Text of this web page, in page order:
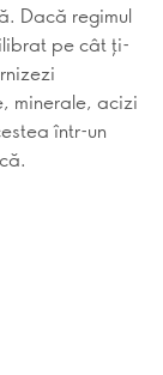
Dacă regimul
pe cât ți-
minerale, acizi
într-un